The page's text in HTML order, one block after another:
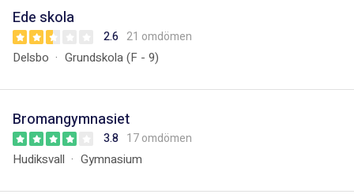
Ede skola
2.6 21 omdömen
Delsbo Grundskola (F - 9)
Bromangymnasiet
3.8 17 omdömen
Hudiksvall Gymnasium